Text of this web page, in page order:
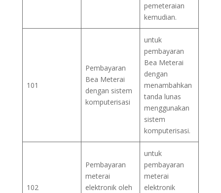
pemeteraian
kemudian.
101
Pembayaran
Bea Meterai
dengan sistem
komputerisasi
untuk
pembayaran
Bea Meterai
dengan
menambahkan
tanda lunas
menggunakan
sistem
komputerisasi.
102
Pembayaran
meterai
elektronik oleh
untuk
pembayaran
meterai
elektronik